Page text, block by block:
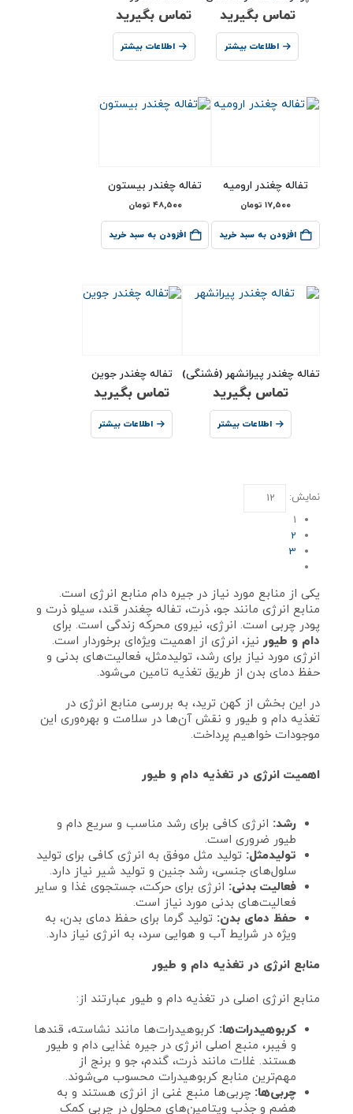
تماس بگیرید
اطلاعات بیشتر
تماس بگیرید
اطلاعات بیشتر
تفاله چغندر ارومیه
۱۷,۵۰۰ تومان
افزودن به سبد خرید
تفاله چغندر بیستون
۴۸,۵۰۰ تومان
افزودن به سبد خرید
تفاله چغندر پیرانشهر (فشنگی)
تماس بگیرید
اطلاعات بیشتر
تفاله چغندر جوین
تماس بگیرید
اطلاعات بیشتر
نمایش:
1
2
3
یکی از منابع مورد نیاز در جیره دام منابع انرژی است.
منابع انرژی مانند جو، ذرت، تفاله چغندر قند، سیلو ذرت و
پودر چربی است. انرژی، نیروی محرکه زندگی است. برای
دام و طیور نیز، انرژی از اهمیت ویژه‌ای برخوردار است.
انرژی مورد نیاز برای رشد، تولیدمثل، فعالیت‌های بدنی و
حفظ دمای بدن از طریق تغذیه تامین می‌شود.
در این بخش از کهن ترید، به بررسی منابع انرژی در
تغذیه دام و طیور و نقش آن‌ها در سلامت و بهره‌وری این
موجودات خواهیم پرداخت.
اهمیت انرژی در تغذیه دام و طیور
رشد: انرژی کافی برای رشد مناسب و سریع دام و
طیور ضروری است.
تولیدمثل: تولید مثل موفق به انرژی کافی برای تولید
سلول‌های جنسی، رشد جنین و تولید شیر نیاز دارد.
فعالیت بدنی: انرژی برای حرکت، جستجوی غذا و سایر
فعالیت‌های بدنی مورد نیاز است.
حفظ دمای بدن: تولید گرما برای حفظ دمای بدن، به
ویژه در شرایط آب و هوایی سرد، به انرژی نیاز دارد.
منابع انرژی در تغذیه دام و طیور
منابع انرژی اصلی در تغذیه دام و طیور عبارتند از:
کربوهیدرات‌ها: کربوهیدرات‌ها مانند نشاسته، قندها
و فیبر، منبع اصلی انرژی در جیره غذایی دام و طیور
هستند. غلات مانند ذرت، گندم، جو و برنج از
مهم‌ترین منابع کربوهیدرات محسوب می‌شوند.
چربی‌ها: چربی‌ها منبع غنی از انرژی هستند و به
هضم و جذب ویتامین‌های محلول در چربی کمک